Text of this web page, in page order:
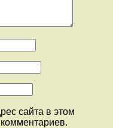
сайта в этом